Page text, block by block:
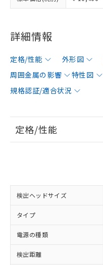
詳細情報
定格/性能 外形図
周囲金属の影響
特性図
規格認証/適合状況
定格/性能
検出ヘッドサイズ
タイプ
電源の種類
検出距離